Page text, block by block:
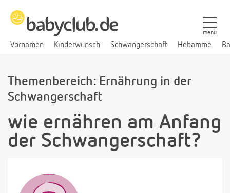
Vornamen Kinderwunsch Schwangerschaft Hebamme
menü
Themenbereich: Ernährung in der
Schwangerschaft
wie ernähren am Anfang
der Schwangerschaft?